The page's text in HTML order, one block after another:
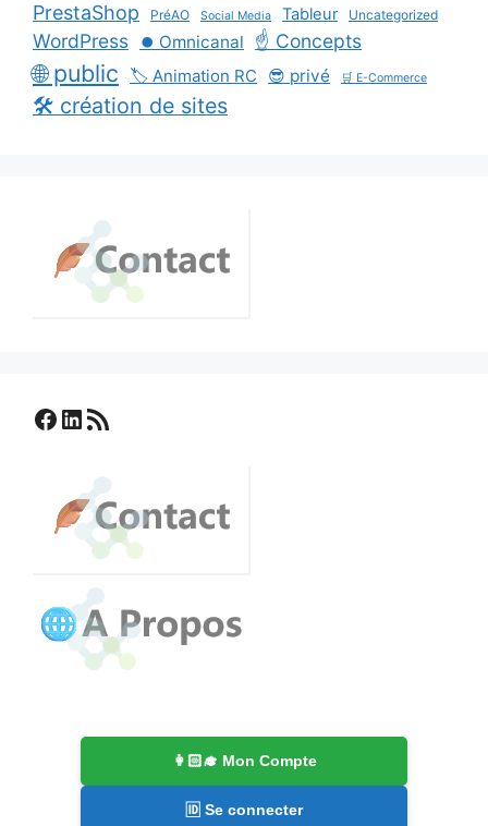
PrestaShop
PréAO Social Media Tableur Uncategorized
WordPress ⏺️ Omnicanal ☝️ Concepts
🌐 public 🏷️ Animation RC 😎 privé 🛒 E-Commerce
🛠️ création de sites
Facebook
LinkedIn
Flux RSS
👩🏻‍🎓 Mon Compte
🆔 Se connecter